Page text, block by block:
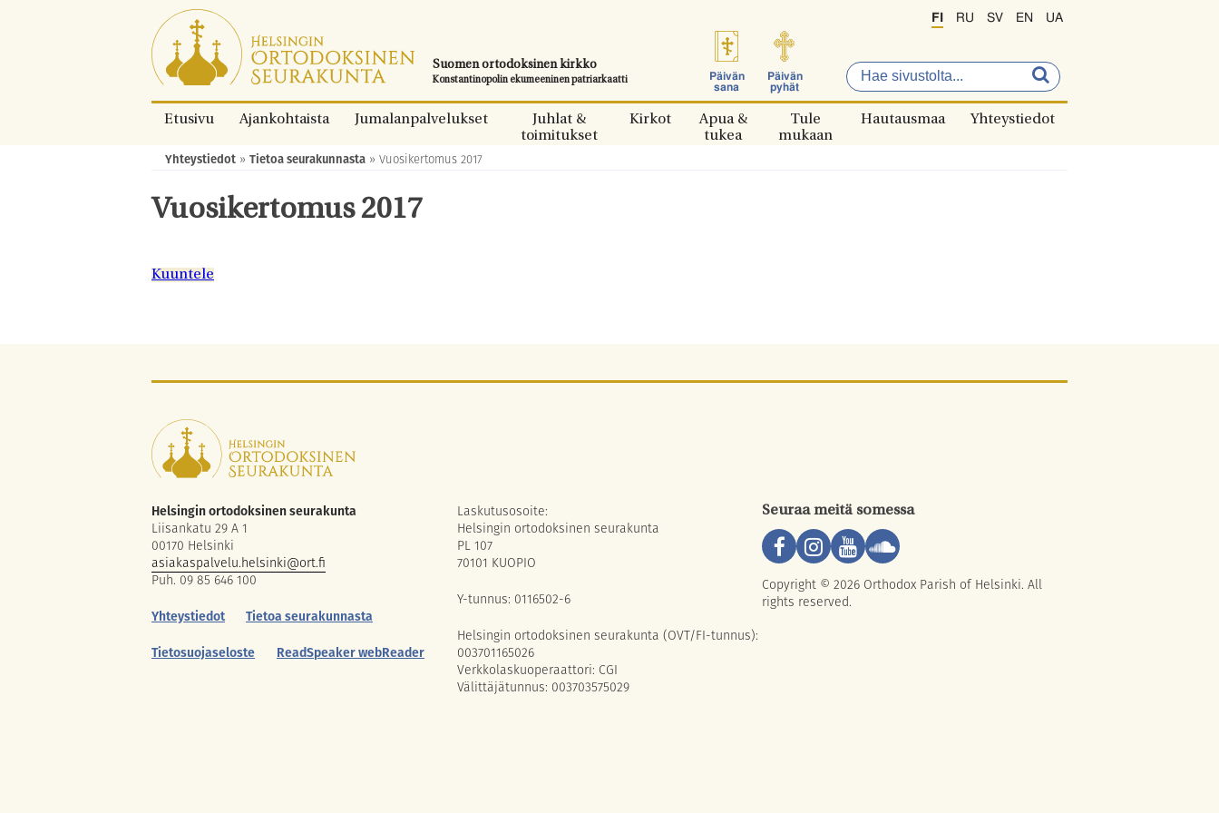
Siirry
suoraan
sisältöön.
Suomen ortodoksinen kirkko
Konstantinopolin ekumeeninen patriarkaatti
Päivän
sana
Päivän
pyhät
FI RU SV EN UA
Etusivu Ajankohtaista Jumalanpalvelukset
Juhlat &
toimitukset
Kirkot
Apua &
tukea
Tule
mukaan
Hautausmaa Yhteystiedot
Murupolku:
Yhteystiedot » Tietoa seurakunnasta » Vuosikertomus 2017
Vuosikertomus 2017
Kuuntele
Helsingin ortodoksinen seurakunta
Liisankatu 29 A 1
00170 Helsinki
asiakaspalvelu.helsinki@ort.fi
Puh. 09 85 646 100
Yhteystiedot
Tietoa seurakunnasta
Tietosuojaseloste
ReadSpeaker webReader
Laskutusosoite:
Helsingin ortodoksinen seurakunta
PL 107
70101 KUOPIO
Y-tunnus: 0116502-6
Helsingin ortodoksinen seurakunta (OVT/FI-tunnus):
003701165026
Verkkolaskuoperaattori: CGI
Välittäjätunnus: 003703575029
Seuraa meitä somessa
Copyright © 2026 Orthodox Parish of Helsinki. All
rights reserved.